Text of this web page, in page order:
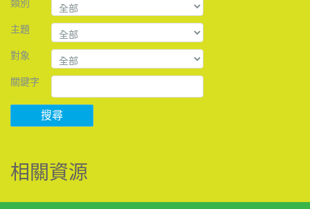
類別
主題
對象
關鍵字
搜尋
相關資源